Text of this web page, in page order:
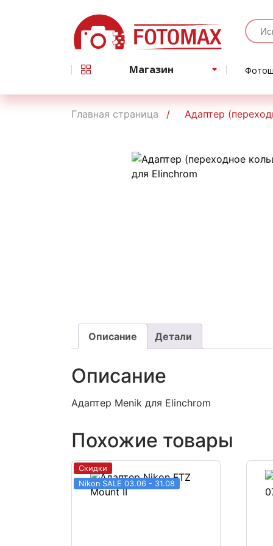
Магазин
Главная страница Адаптер
Описание Детали
Описание
Адаптер Menik для Elinchrom
Похожие товары
Скидки
Nikon SALE 03.06 - 31.08